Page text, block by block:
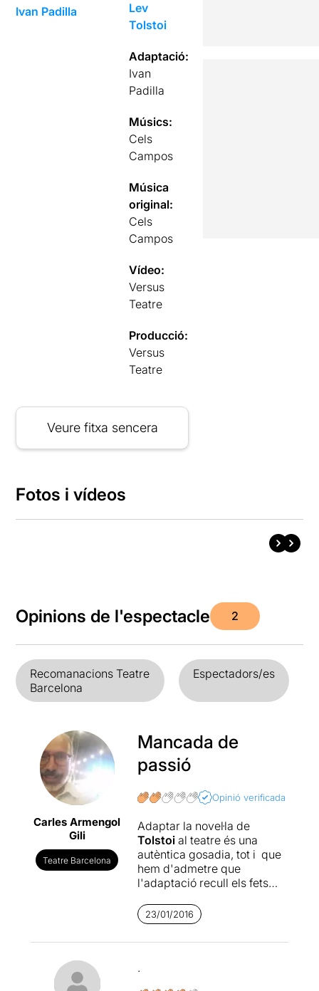
Ivan Padilla
Lev
Tolstoi
Adaptació:
Ivan
Padilla
Músics:
Cels
Campos
Música
original:
Cels
Campos
Vídeo:
Versus
Teatre
Producció:
Versus
Teatre
Veure fitxa sencera
Fotos i vídeos
Opinions de l'espectacle 2
Recomanacions Teatre
Barcelona
Espectadors/es
Carles Armengol
Gili
Teatre Barcelona
Mancada de
passió
Opinió verificada
Adaptar la novel·la de
Tolstoial teatre és una
autèntica gosadia, tot i que
hem d'admetre que
l'adaptació recull els fets
entendre la desesperació de
la protagonista.
Padillaes cenyeix als tres
organitza l'acció de manera
23/01/2016
.